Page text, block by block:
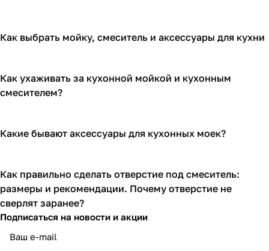
Как выбрать мойку, смеситель и аксессуары для кухни
Как ухаживать за кухонной мойкой и кухонным
смесителем?
Какие бывают аксессуары для кухонных моек?
Как правильно сделать отверстие под смеситель:
размеры и рекомендации. Почему отверстие не
сверлят заранее?
Подписаться на новости и акции